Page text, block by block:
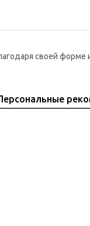
своей